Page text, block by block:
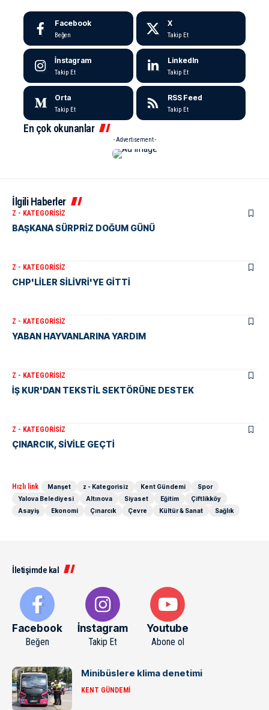
Facebook
Beğen
X
Takip Et
İnstagram
Takip Et
LinkedIn
Takip Et
Orta
Takip Et
RSS Feed
Takip Et
En çok okunanlar
- Advertisement -
İlgili Haberler
Z - KATEGORISIZ
BAŞKANA SÜRPRİZ DOĞUM GÜNÜ
Z - KATEGORISIZ
CHP'LİLER SİLİVRİ'YE GİTTİ
Z - KATEGORISIZ
YABAN HAYVANLARINA YARDIM
Z - KATEGORISIZ
İŞ KUR'DAN TEKSTİL SEKTÖRÜNE DESTEK
Z - KATEGORISIZ
ÇINARCIK, SİVİLE GEÇTİ
Hızlı link Manşet z - Kategorisiz Kent Gündemi
Spor
Yalova Belediyesi
Altınova Siyaset Eğitim
Çiftlikköy
Asayiş
Ekonomi Çınarcık Çevre Kültür & Sanat Sağlık
İletişimde kal
Facebook
Beğen
İnstagram
Takip Et
Youtube
Abone ol
Minibüslere klima denetimi
KENT GÜNDEMI